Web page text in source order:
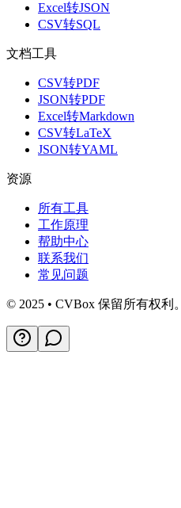
Excel转JSON
CSV转SQL
文档工具
CSV转PDF
JSON转PDF
Excel转Markdown
CSV转LaTeX
JSON转YAML
资源
所有工具
工作原理
帮助中心
联系我们
常见问题
© 2025 • CVBox 保留所有权利。